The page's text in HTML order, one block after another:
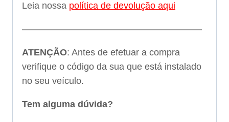
Leia nossa política de devolução aqui
———————————————————–
ATENÇÃO: Antes de efetuar a compra
verifique o código da sua que está instalado
no seu veículo.
Tem alguma dúvida?